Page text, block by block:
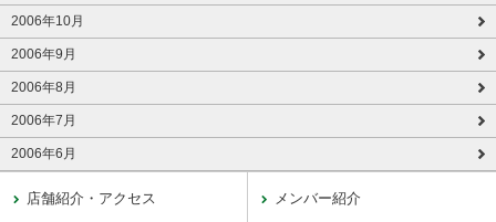
2006年10月
2006年9月
2006年8月
2006年7月
2006年6月
店舗紹介・アクセス メンバー紹介